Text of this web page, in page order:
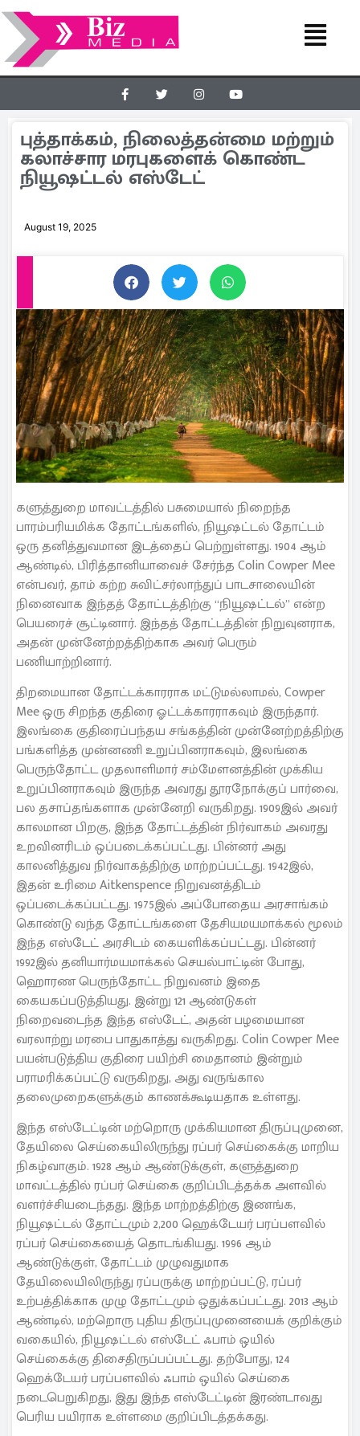
புத்தாக்கம், நிலைத்தன்மை மற்றும்
கலாச்சார மரபுகளைக் கொண்ட
நியூஷட்டல் எஸ்டேட்
August 19, 2025
களுத்துறை மாவட்டத்தில் பசுமையால் நிறைந்த
பாரம்பரியமிக்க தோட்டங்களில், நியூஷட்டல் தோட்டம்
ஒரு தனித்துவமான இடத்தைப் பெற்றுள்ளது. 1904 ஆம்
ஆண்டில், பிரித்தானியாவைச் சேர்ந்த Colin Cowper Mee
என்பவர், தாம் கற்ற சுவிட்சர்லாந்துப் பாடசாலையின்
நினைவாக இந்தத் தோட்டத்திற்கு “நியூஷட்டல்” என்ற
பெயரைச் சூட்டினார். இந்தத் தோட்டத்தின் நிறுவுனராக,
அதன் முன்னேற்றத்திற்காக அவர் பெரும்
பணியாற்றினார்.
திறமையான தோட்டக்காரராக மட்டுமல்லாமல், Cowper
Mee ஒரு சிறந்த குதிரை ஓட்டக்காரராகவும் இருந்தார்.
இலங்கை குதிரைப்பந்தய சங்கத்தின் முன்னேற்றத்திற்கு
பங்களித்த முன்னணி உறுப்பினராகவும், இலங்கை
பெருந்தோட்ட முதலாளிமார் சம்மேளனத்தின் முக்கிய
உறுப்பினராகவும் இருந்த அவரது தூரநோக்குப் பார்வை,
பல தசாப்தங்களாக முன்னேறி வருகிறது. 1909இல் அவர்
காலமான பிறகு, இந்த தோட்டத்தின் நிர்வாகம் அவரது
உறவினரிடம் ஒப்படைக்கப்பட்டது. பின்னர் அது
காலனித்துவ நிர்வாகத்திற்கு மாற்றப்பட்டது. 1942இல்,
இதன் உரிமை Aitkenspence நிறுவனத்திடம்
ஒப்படைக்கப்பட்டது. 1975இல் அப்போதைய அரசாங்கம்
கொண்டு வந்த தோட்டங்களை தேசியமயமாக்கல் மூலம்
இந்த எஸ்டேட் அரசிடம் கையளிக்கப்பட்டது. பின்னர்
1992இல் தனியார்மயமாக்கல் செயல்பாட்டின் போது,
ஹொரண பெருந்தோட்ட நிறுவனம் இதை
கையகப்படுத்தியது. இன்று 121 ஆண்டுகள்
நிறைவடைந்த இந்த எஸ்டேட், அதன் பழமையான
வரலாற்று மரபை பாதுகாத்து வருகிறது. Colin Cowper Mee
பயன்படுத்திய குதிரை பயிற்சி மைதானம் இன்றும்
பராமரிக்கப்பட்டு வருகிறது, அது வருங்கால
தலைமுறைகளுக்கும் காணக்கூடியதாக உள்ளது.
இந்த எஸ்டேட்டின் மற்றொரு முக்கியமான திருப்புமுனை,
தேயிலை செய்கையிலிருந்து ரப்பர் செய்கைக்கு மாறிய
நிகழ்வாகும். 1928 ஆம் ஆண்டுக்குள், களுத்துறை
மாவட்டத்தில் ரப்பர் செய்கை குறிப்பிடத்தக்க அளவில்
வளர்ச்சியடைந்தது. இந்த மாற்றத்திற்கு இணங்க,
நியூஷட்டல் தோட்டமும் 2,200 ஹெக்டேயர் பரப்பளவில்
ரப்பர் செய்கையைத் தொடங்கியது. 1996 ஆம்
ஆண்டுக்குள், தோட்டம் முழுவதுமாக
தேயிலையிலிருந்து ரப்பருக்கு மாற்றப்பட்டு, ரப்பர்
உற்பத்திக்காக முழு தோட்டமும் ஒதுக்கப்பட்டது. 2013 ஆம்
ஆண்டில், மற்றொரு புதிய திருப்புமுனையைக் குறிக்கும்
வகையில், நியூஷட்டல் எஸ்டேட் ஃபாம் ஒயில்
செய்கைக்கு திசைதிருப்பப்பட்டது. தற்போது, 124
ஹெக்டேயர் பரப்பளவில் ஃபாம் ஒயில் செய்கை
நடைபெறுகிறது, இது இந்த எஸ்டேட்டின் இரண்டாவது
பெரிய பயிராக உள்ளமை குறிப்பிடத்தக்கது.